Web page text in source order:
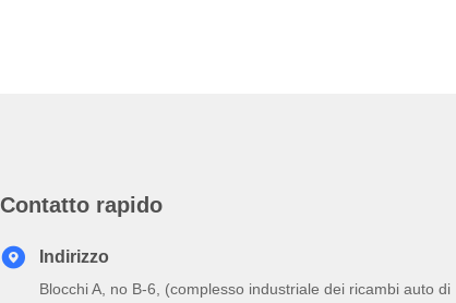
Contatto rapido
Indirizzo
Blocchi A, no B-6, (complesso industriale dei ricambi auto di